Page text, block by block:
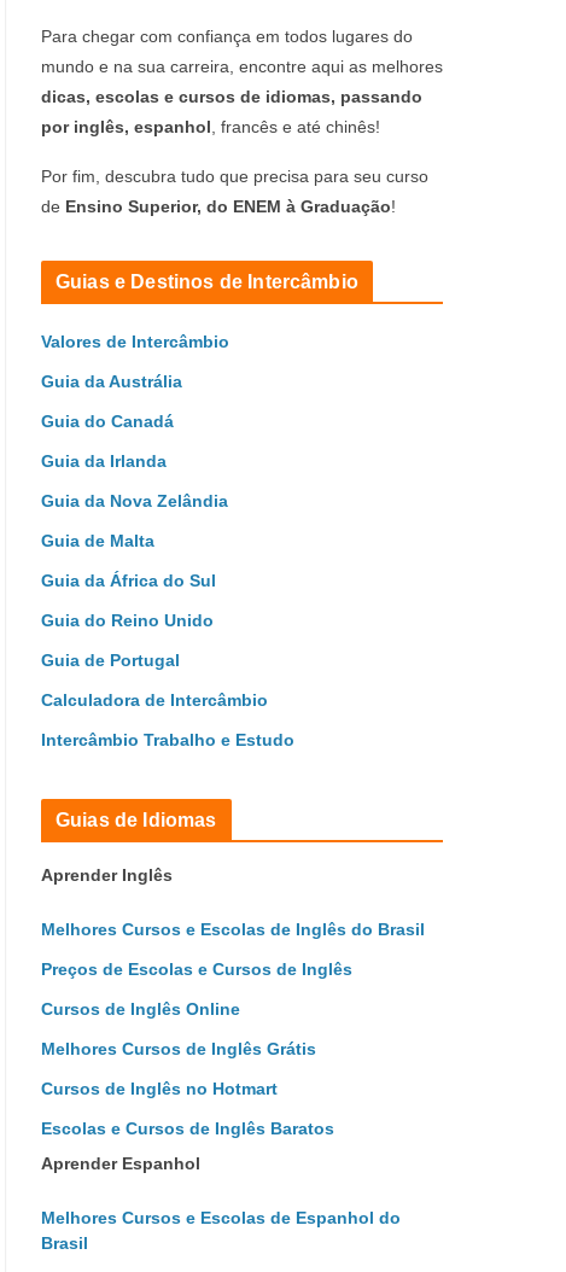
Para chegar com confiança em todos lugares do
mundo e na sua carreira, encontre aqui as melhores
dicas, escolas e cursos de idiomas, passando
por inglês, espanhol , francês e até chinês!
Por fim, descubra tudo que precisa para seu curso
de Ensino Superior, do ENEM à Graduação!
Guias e Destinos de Intercâmbio
Valores de Intercâmbio
Guia da Austrália
Guia do Canadá
Guia da Irlanda
Guia da Nova Zelândia
Guia de Malta
Guia da África do Sul
Guia do Reino Unido
Guia de Portugal
Calculadora de Intercâmbio
Intercâmbio Trabalho e Estudo
Guias de Idiomas
Aprender Inglês
Melhores Cursos e Escolas de Inglês do Brasil
Preços de Escolas e Cursos de Inglês
Cursos de Inglês Online
Melhores Cursos de Inglês Grátis
Cursos de Inglês no Hotmart
Escolas e Cursos de Inglês Baratos
Aprender Espanhol
Melhores Cursos e Escolas de Espanhol do
Brasil